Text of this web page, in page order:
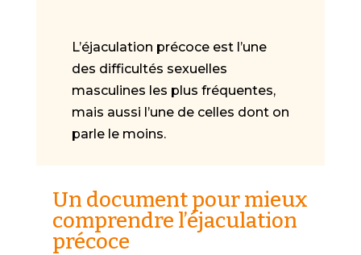
L’éjaculation précoce est l’une
des difficultés sexuelles
masculines les plus fréquentes,
mais aussi l’une de celles dont on
parle le moins.
Un document pour mieux
comprendre l’éjaculation
précoce